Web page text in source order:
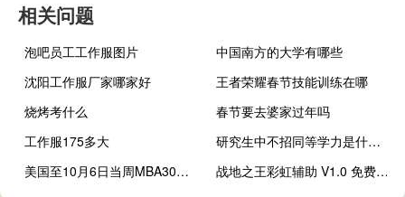
相关问题
泡吧员工工作服图片
中国南方的大学有哪些
沈阳工作服厂家哪家好
王者荣耀春节技能训练在哪
烧烤考什么
春节要去婆家过年吗
工作服175多大
研究生中不招同等学力是什么意思（本硕士点不招收同等学力考生是什么意思）
美国至10月6日当周MBA30年期固定抵押贷款利率 7.67%前值7.53%
战地之王彩虹辅助 V1.0 免费版（战地之王彩虹辅助 V1.0 免费版功能简介）